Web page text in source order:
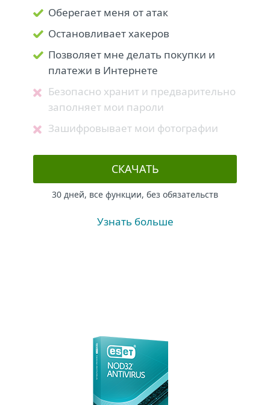
Оберегает меня от атак
Остановливает хакеров
Позволяет мне делать покупки и
платежи в Интернете
Безопасно хранит и предварительно
заполняет мои пароли
Зашифровывает мои фотографии
СКАЧАТЬ
30 дней, все функции, без обязательств
Узнать больше